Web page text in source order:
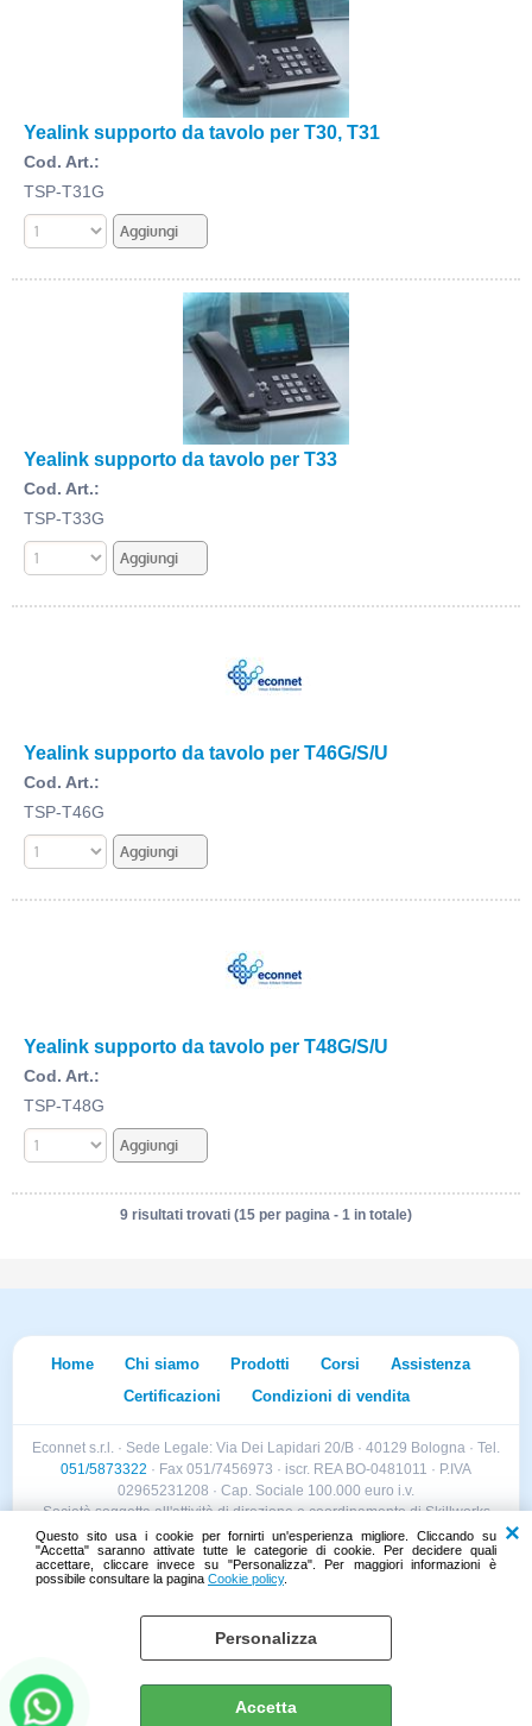
Questo sito usa i cookie per fornirti un'esperienza migliore. Cliccando su
"Accetta" saranno attivate tutte le categorie di cookie. Per decidere quali
accettare, cliccare invece su "Personalizza". Per maggiori informazioni è
possibile consultare la pagina Cookie policy.
Personalizza
Accetta
Yealink supporto da tavolo per T30, T31
Cod. Art.:
TSP-T31G
Yealink supporto da tavolo per T33
Cod. Art.:
TSP-T33G
Yealink supporto da tavolo per T46G/S/U
Cod. Art.:
TSP-T46G
Yealink supporto da tavolo per T48G/S/U
Cod. Art.:
TSP-T48G
9 risultati trovati (15 per pagina - 1 in totale)
Home Chi siamo Prodotti Corsi
Assistenza
Certificazioni
Condizioni di vendita
Econnet s.r.l. · Sede Legale: Via Dei Lapidari 20/B · 40129 Bologna · Tel.
051/5873322 · Fax 051/7456973 · iscr. REA BO-0481011 · P.IVA
02965231208 · Cap. Sociale 100.000 euro i.v.
Società soggetta all'attività di direzione e coordinamento di Skillworks
Holding s.r.l. · Sede Legale: Via Vittorio Emanuele II 28 · Roncadelle (BS)
- C.F. 04151440981
Cookie policy Preferenze cookie